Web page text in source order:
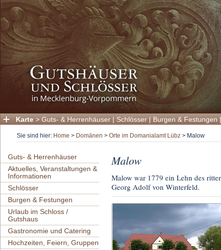
Karte > Guts- & Herrenhäuser | Schlösser | Burgen & Festungen
Sie sind hier: Home > Domänen > Orte im Domanialamt Lübz > Malow
Guts- & Herrenhäuser
Aktuelles, Veranstaltungen &
Informationen
Schlösser
Burgen & Festungen
Urlaub im Schloss /
Gutshaus
Gastronomie und Catering
Hochzeiten, Feiern, Gruppen
Malow
Malow war 1779 ein Lehn des
Georg Adolf von Winterfeld.